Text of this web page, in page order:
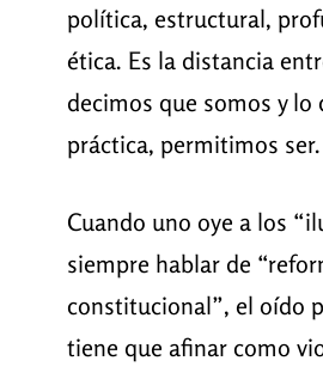
política, estructural,
ética. Es la distancia
decimos que somos y lo
práctica, permitimos ser.
Cuando uno oye a los
siempre hablar de
constitucional”, el oído
tiene que afinar como